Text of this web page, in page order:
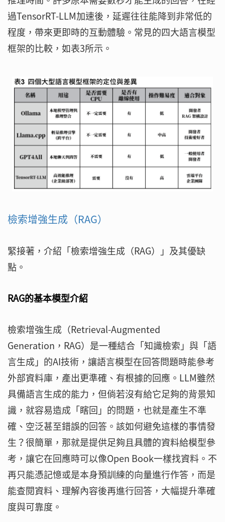
過TensorRT-LLM加速後，延遲往往能降到非常低的
程度，帶來更即時的互動體驗。常見的四大語言模型
框架的比較，如表3所示。
檢索增強生成（RAG）
緊接著，介紹「檢索增強生成（RAG）」及其優缺
點。
RAG的基本模型介紹
檢索增強生成（Retrieval-Augmented
Generation，RAG）是一種結合「知識檢索」與「語
言生成」的AI技術，讓語言模型在回答問題時能參考
外部資料庫，產出更準確、有根據的回應。LLM雖然
具備語言生成的能力，但倘若沒有給它足夠的背景知
識，就容易造成「瞎回」的問題，也就是產生不準
確、空泛甚至錯誤的回答。該如何避免這樣的事情發
生？很簡單，那就是提供足夠且具體的資料給模型參
考，讓它在回應時可以像Open Book一樣找資料。不
再只能憑記憶或是本身預訓練的向量進行作答，而是
能查閱資料、理解內容後再進行回答，大幅提升準確
度與可靠度。